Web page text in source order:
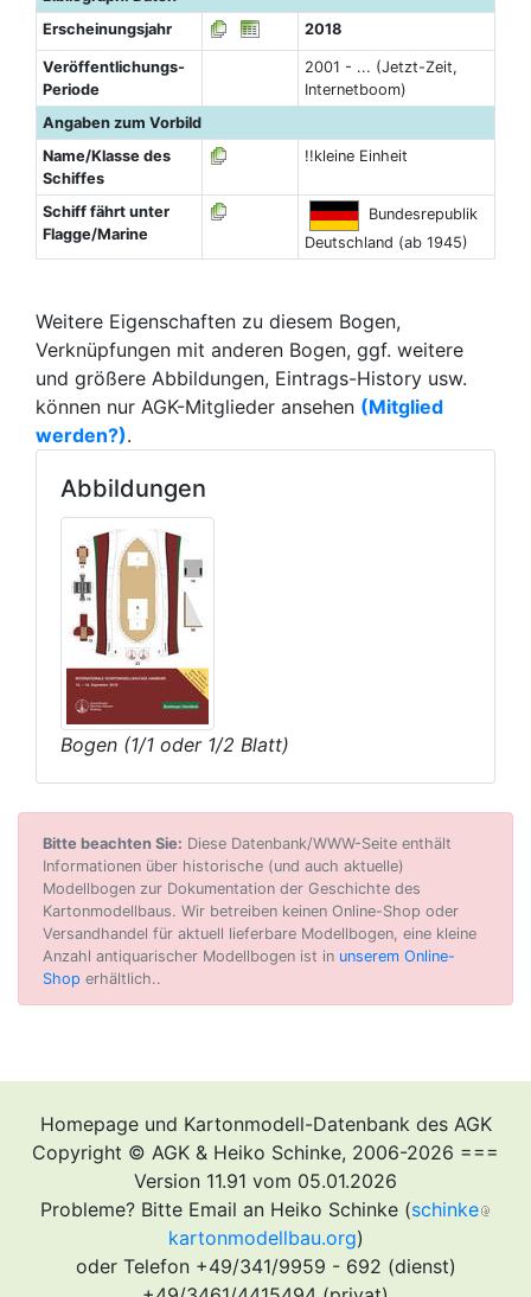
Erscheinungsjahr
2018
Veröffentlichungs-
Periode
2001 - ... (Jetzt-Zeit,
Internetboom)
Angaben zum Vorbild
Name/Klasse des
Schiffes
!!kleine Einheit
Schiff fährt unter
Flagge/Marine
Bundesrepublik
Deutschland (ab 1945)
Weitere Eigenschaften zu diesem Bogen,
Verknüpfungen mit anderen Bogen, ggf. weitere
und größere Abbildungen, Eintrags-History usw.
können nur AGK-Mitglieder ansehen (Mitglied
werden?).
Abbildungen
Bogen (1/1 oder 1/2 Blatt)
Bitte beachten Sie: Diese Datenbank/WWW-Seite enthält
Informationen über historische (und auch aktuelle)
Modellbogen zur Dokumentation der Geschichte des
Kartonmodellbaus. Wir betreiben keinen Online-Shop oder
Versandhandel für aktuell lieferbare Modellbogen, eine kleine
Anzahl antiquarischer Modellbogen ist in unserem Online-
Shop erhältlich..
Homepage und Kartonmodell-Datenbank des AGK
Copyright © AGK & Heiko Schinke, 2006-2026 ===
Version 11.91 vom 05.01.2026
Probleme? Bitte Email an Heiko Schinke (schinke
kartonmodellbau.org)
oder Telefon +49/341/9959 - 692 (dienst)